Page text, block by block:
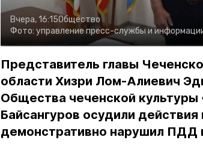
Вчера, 16:15Общество
Фото: управление пресс-службы и
Представитель главы
области Хизри Лом-Алиевич
Общества чеченской
Байсангуров осудили
демонстративно нарушил ПДД